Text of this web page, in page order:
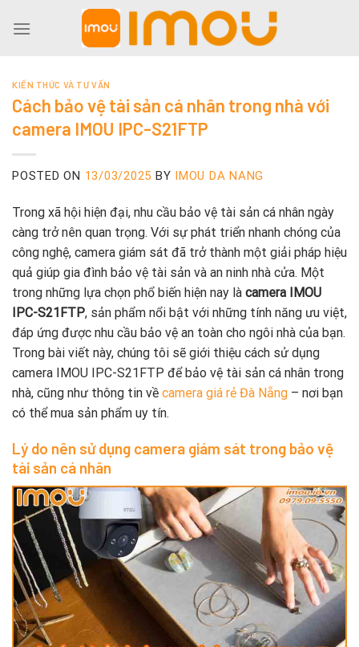
KIẾN THỨC VÀ TƯ VẤN
Cách bảo vệ tài sản cá nhân trong nhà với
camera IMOU IPC-S21FTP
POSTED ON 13/03/2025 BY IMOU DA NANG
Trong xã hội hiện đại, nhu cầu bảo vệ tài sản cá nhân ngày
càng trở nên quan trọng. Với sự phát triển nhanh chóng của
công nghệ, camera giám sát đã trở thành một giải pháp hiệu
quả giúp gia đình bảo vệ tài sản và an ninh nhà cửa. Một
trong những lựa chọn phổ biến hiện nay là camera IMOU
IPC-S21FTP, sản phẩm nổi bật với những tính năng ưu việt,
đáp ứng được nhu cầu bảo vệ an toàn cho ngôi nhà của bạn.
Trong bài viết này, chúng tôi sẽ giới thiệu cách sử dụng
camera IMOU IPC-S21FTP để bảo vệ tài sản cá nhân trong
nhà, cũng như thông tin về camera giá rẻ Đà Nẵng – nơi bạn
có thể mua sản phẩm uy tín.
Lý do nên sử dụng camera giám sát trong bảo vệ
tài sản cá nhân